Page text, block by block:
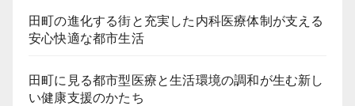
田町の進化する街と充実した内科医療体制が支える
安心快適な都市生活
田町に見る都市型医療と生活環境の調和が生む新し
い健康支援のかたち